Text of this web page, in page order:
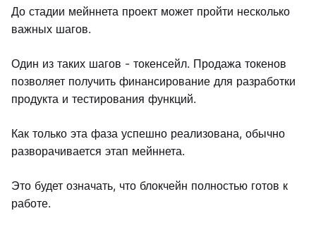
До стадии мейннета проект может пройти несколько
важных шагов.
Один из таких шагов - токенсейл. Продажа токенов
позволяет получить финансирование для разработки
продукта и тестирования функций.
Как только эта фаза успешно реализована, обычно
разворачивается этап мейннета.
Это будет означать, что блокчейн полностью готов к
работе.